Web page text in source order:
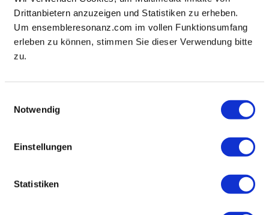
Drittanbietern anzuzeigen und Statistiken zu erheben.
Um ensembleresonanz.com im vollen Funktionsumfang
erleben zu können, stimmen Sie dieser Verwendung bitte
zu.
Notwendig
Einstellungen
Statistiken
Hindemith betrauert den König, und Grażyna Bacewicz
lässt das Blut schneller zirkulieren.
Franz Schubert (1797-1828)
Ouvertüre c-Moll D 8
Trauermusik
Tabea Zimmermann